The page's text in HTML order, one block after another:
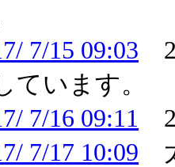
7/15 09:03
ています。
7/16 09:11
7/17 10:09